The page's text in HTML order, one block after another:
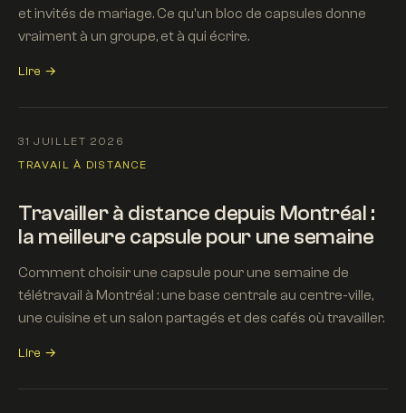
et invités de mariage. Ce qu'un bloc de capsules donne
vraiment à un groupe, et à qui écrire.
Lire →
31 JUILLET 2026
TRAVAIL À DISTANCE
Travailler à distance depuis Montréal :
la meilleure capsule pour une semaine
Comment choisir une capsule pour une semaine de
télétravail à Montréal : une base centrale au centre-ville,
une cuisine et un salon partagés et des cafés où travailler.
Lire →